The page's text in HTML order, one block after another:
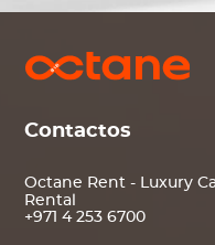
Contactos
Octane Rent - Luxury
Rental
+971 4 253 6700